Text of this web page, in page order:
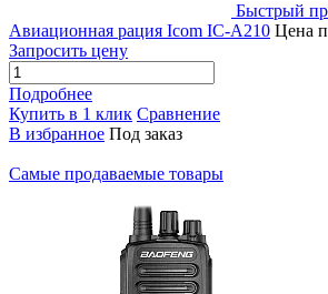
Быстрый
Авиационная рация Icom IC-A210 Цена
Запросить цену
Подробнее
Купить в 1 клик Сравнение
В избранное Под заказ
Самые продаваемые товары